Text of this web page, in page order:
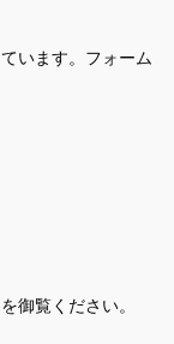
います。フォーム
御覧ください。